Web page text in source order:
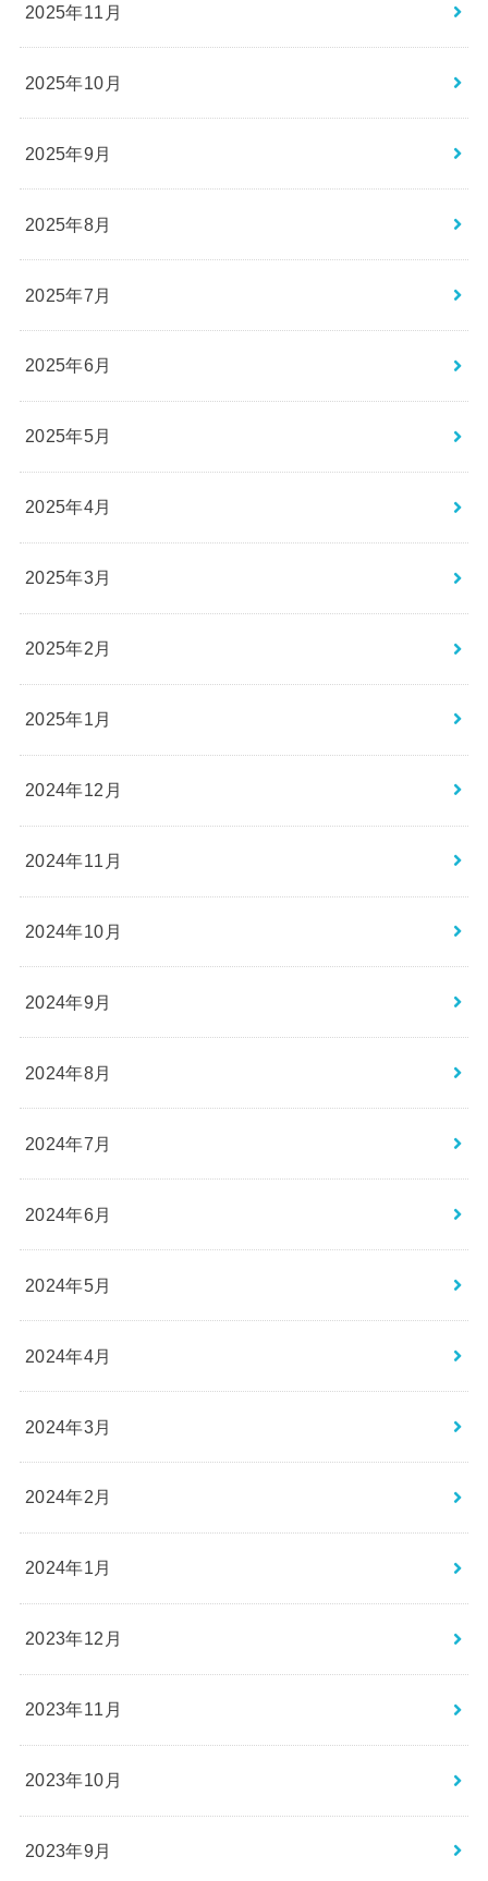
2025年11月
2025年10月
2025年9月
2025年8月
2025年7月
2025年6月
2025年5月
2025年4月
2025年3月
2025年2月
2025年1月
2024年12月
2024年11月
2024年10月
2024年9月
2024年8月
2024年7月
2024年6月
2024年5月
2024年4月
2024年3月
2024年2月
2024年1月
2023年12月
2023年11月
2023年10月
2023年9月